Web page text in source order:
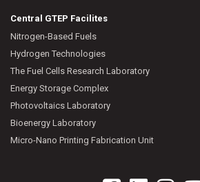
Central GTEP Facilites
Nitrogen-Based Fuels
Hydrogen Technologies
The Fuel Cells Research Laboratory
Energy Storage Complex
Photovoltaics Laboratory
Bioenergy Laboratory
Micro-Nano Printing Fabrication Unit